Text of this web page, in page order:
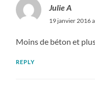
Julie A
19 janvier 2016
Moins de béton et
REPLY